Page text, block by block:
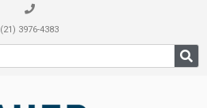
(21) 3976-4383